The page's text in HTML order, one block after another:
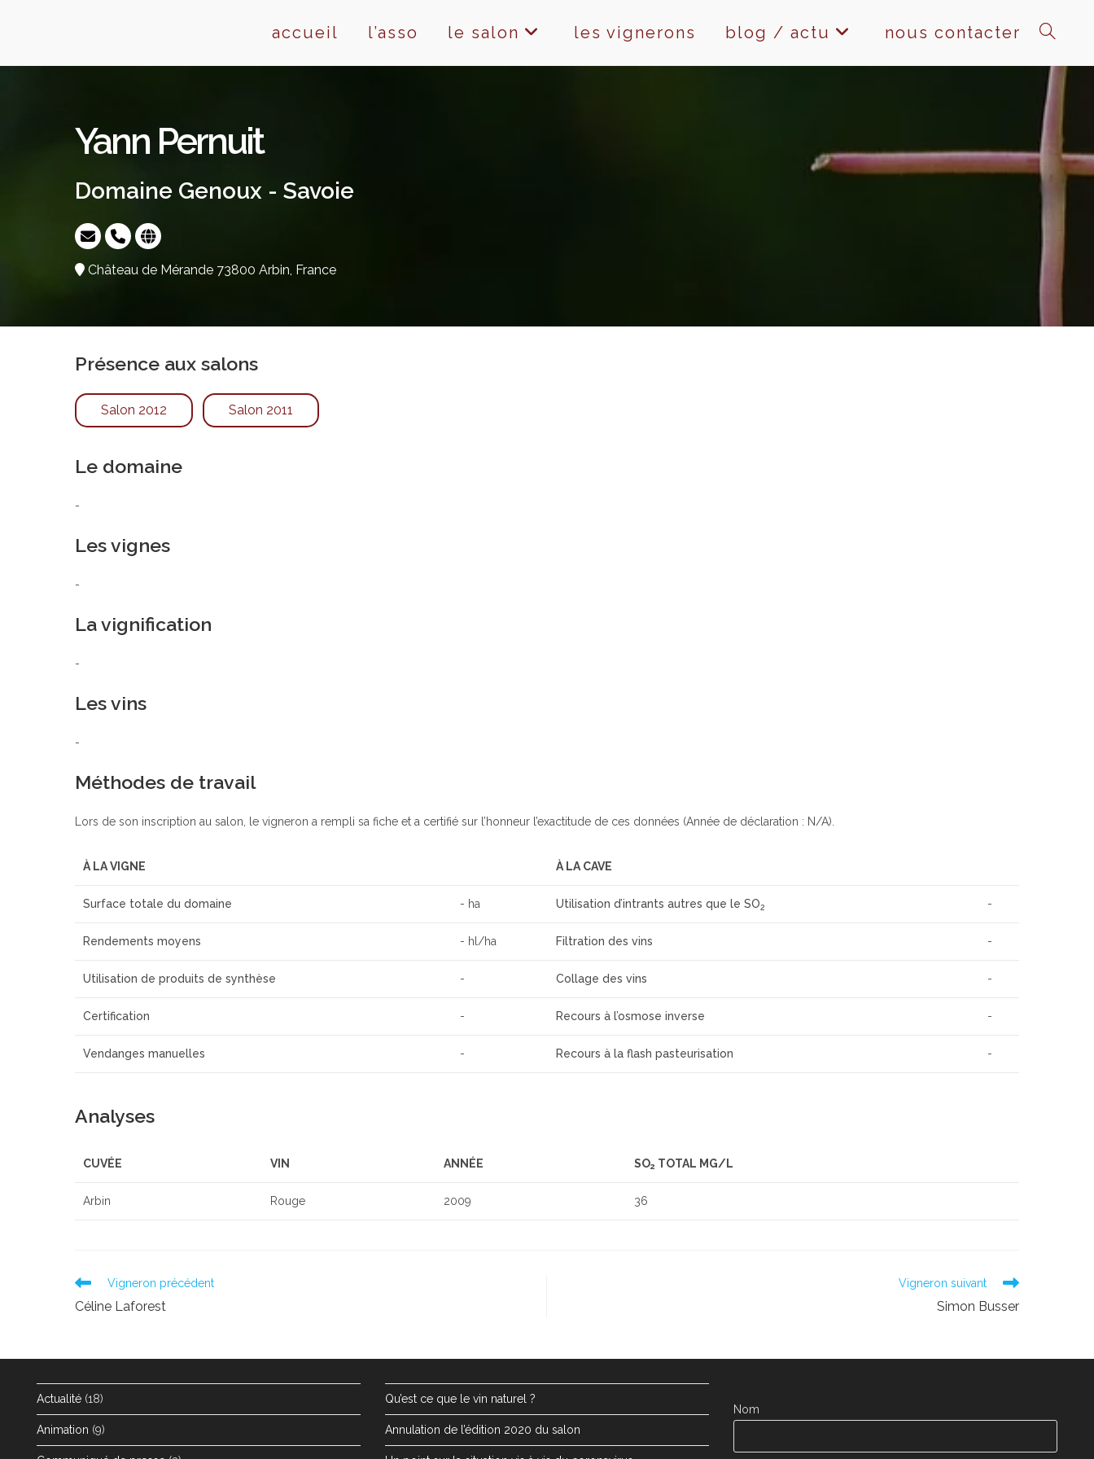
accueil l’asso le salon les vignerons blog / actu nous contacter toggle
website
search
Yann Pernuit
Domaine Genoux - Savoie
Château de Mérande 73800 Arbin, France
Présence aux salons
Salon 2012 Salon 2011
Le domaine
-
Les vignes
-
La vignification
-
Les vins
-
Méthodes de travail
Lors de son inscription au salon, le vigneron a rempli sa fiche et a certifié sur l’honneur l’exactitude de ces données (Année de déclaration : N/A).
À LA VIGNE À LA CAVE
Surface totale du domaine - ha Utilisation d’intrants autres que le SO2 -
Rendements moyens - hl/ha Filtration des vins -
Utilisation de produits de synthèse - Collage des vins -
Certification - Recours à l’osmose inverse -
Vendanges manuelles - Recours à la flash pasteurisation -
Analyses
CUVÉE VIN ANNÉE SO2 TOTAL MG/L
Arbin Rouge 2009 36
Read
articles
Vigneron précédent
Céline Laforest
Vigneron suivant
Simon Busser
Actualité (18)
Animation (9)
Qu’est ce que le vin naturel ?
Annulation de l’édition 2020 du salon
Nom